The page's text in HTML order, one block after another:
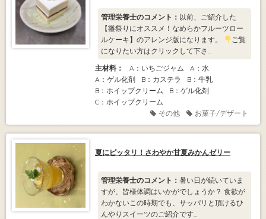
管理栄養士のコメント： 以前、ご紹介した
【雛祭りにオススメ！なめらかフルーツロー
ルケーキ】のアレンジ版になります。
ご覧
になりたい方はクリックして下さ...
主材料：
A：いちごジャム
A：水
A：ゲル化剤
B：カステラ
B：牛乳
B：ホイップクリーム
B：ゲル化剤
C：ホイップクリーム
その他
お菓子/デザート
夏にピッタリ！さわやか甘夏みかんゼリー
管理栄養士のコメント： 暑い日が続いていま
すが、皆様体調はいかがでしょうか？ 食欲が
わかないこの時期でも、サッパリと頂けるひ
んやりスイーツのご紹介です...